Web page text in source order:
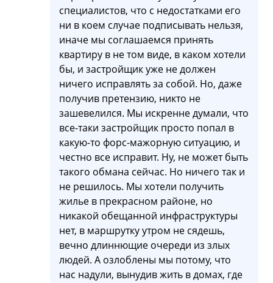
специалистов, что с недостатками его
ни в коем случае подписывать нельзя,
иначе мы соглашаемся принять
квартиру в не том виде, в каком хотели
бы, и застройщик уже не должен
ничего исправлять за собой. Но, даже
получив претензию, никто не
зашевелился. Мы искренне думали, что
все-таки застройщик просто попал в
какую-то форс-мажорную ситуацию, и
честно все исправит. Ну, не может быть
такого обмана сейчас. Но ничего так и
не решилось. Мы хотели получить
жилье в прекрасном районе, но
никакой обещанной инфраструктуры
нет, в маршрутку утром не сядешь,
вечно длиннющие очереди из злых
людей. А озлоблены мы потому, что
нас надули, вынудив жить в домах, где